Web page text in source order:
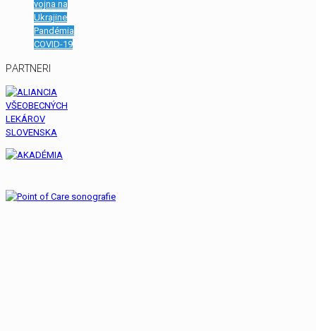
vojna na
Ukrajine
Pandémia
COVID-19
PARTNERI